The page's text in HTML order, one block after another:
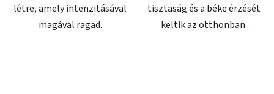
létre, amely intenzitásával
magával ragad.
tisztaság és a béke érzését
keltik az otthonban.